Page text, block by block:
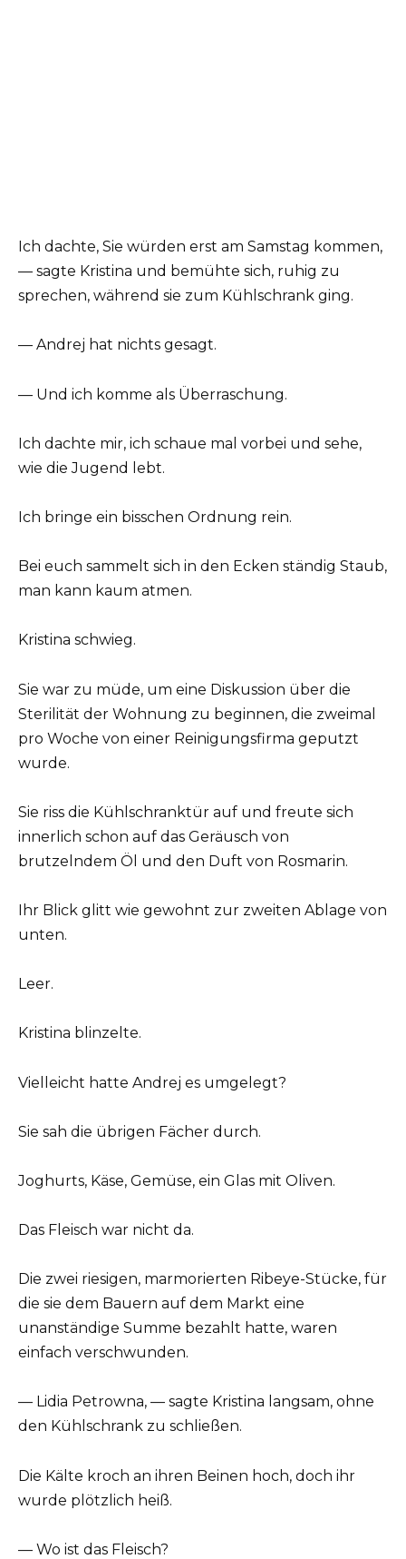
Ich dachte, Sie würden erst am Samstag kommen,
— sagte Kristina und bemühte sich, ruhig zu
sprechen, während sie zum Kühlschrank ging.
— Andrej hat nichts gesagt.
— Und ich komme als Überraschung.
Ich dachte mir, ich schaue mal vorbei und sehe,
wie die Jugend lebt.
Ich bringe ein bisschen Ordnung rein.
Bei euch sammelt sich in den Ecken ständig Staub,
man kann kaum atmen.
Kristina schwieg.
Sie war zu müde, um eine Diskussion über die
Sterilität der Wohnung zu beginnen, die zweimal
pro Woche von einer Reinigungsfirma geputzt
wurde.
Sie riss die Kühlschranktür auf und freute sich
innerlich schon auf das Geräusch von
brutzelndem Öl und den Duft von Rosmarin.
Ihr Blick glitt wie gewohnt zur zweiten Ablage von
unten.
Leer.
Kristina blinzelte.
Vielleicht hatte Andrej es umgelegt?
Sie sah die übrigen Fächer durch.
Joghurts, Käse, Gemüse, ein Glas mit Oliven.
Das Fleisch war nicht da.
Die zwei riesigen, marmorierten Ribeye-Stücke, für
die sie dem Bauern auf dem Markt eine
unanständige Summe bezahlt hatte, waren
einfach verschwunden.
— Lidia Petrowna, — sagte Kristina langsam, ohne
den Kühlschrank zu schließen.
Die Kälte kroch an ihren Beinen hoch, doch ihr
wurde plötzlich heiß.
— Wo ist das Fleisch?